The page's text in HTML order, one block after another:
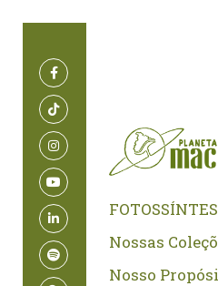
Nossas
Nosso